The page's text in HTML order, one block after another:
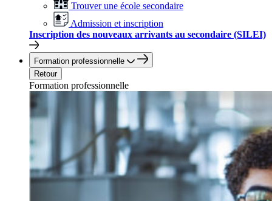
Trouver une école secondaire
Admission et inscription
Inscription des nouveaux arrivants au secondaire (SILEI)
Formation professionnelle
Retour
Formation professionnelle